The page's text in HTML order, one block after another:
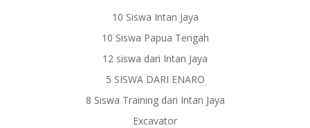
10 Siswa Intan Jaya
10 Siswa Papua Tengah
12 siswa dari Intan Jaya
5 SISWA DARI ENARO
8 Siswa Training dari Intan Jaya
Excavator